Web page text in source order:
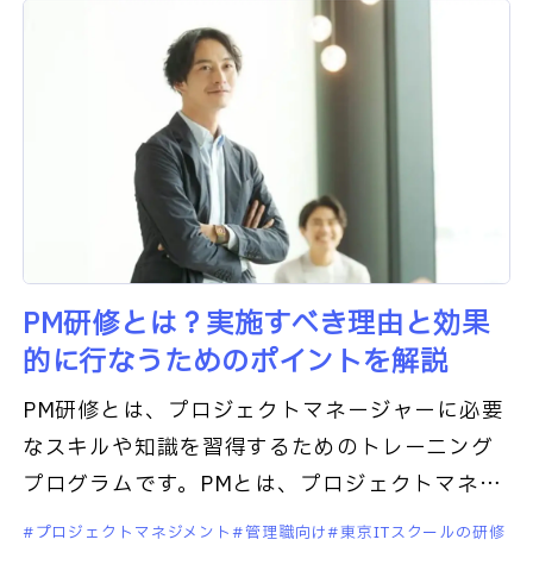
PM研修とは？実施すべき理由と効果
的に行なうためのポイントを解説
PM研修とは、プロジェクトマネージャーに必要
なスキルや知識を習得するためのトレーニング
プログラムです。PMとは、プロジェクトマネー
ジャーのことを指し、プロジェクトの進行や管
プロジェクトマネジメント 管理職向け 東京ITスクールの研修